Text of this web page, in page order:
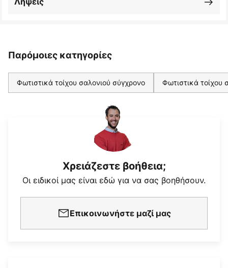
Παρόμοιες κατηγορίες
Φωτιστικά τοίχου σαλονιού σύγχρονο Φωτιστικά τοίχου
Χρειάζεστε βοήθεια;
Οι ειδικοί μας είναι εδώ για να σας βοηθήσουν.
Επικοινωνήστε μαζί μας